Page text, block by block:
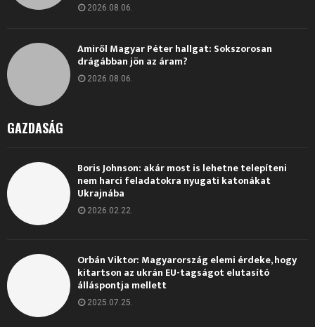
2026.08.06.
Amiről Magyar Péter hallgat: Sokszorosan
drágábban jön az áram?
2026.08.06.
GAZDASÁG
Boris Johnson: akár most is lehetne telepíteni
nem harci feladatokra nyugati katonákat
Ukrajnába
2026.02.22.
Orbán Viktor: Magyarország elemi érdeke, hogy
kitartson az ukrán EU-tagságot elutasító
álláspontja mellett
2025.07.25.